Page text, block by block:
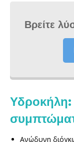
Βρείτε
Υδροκήλη:
Ανώδυνη